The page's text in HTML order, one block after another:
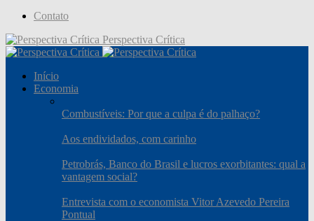
Contato
Perspectiva Crítica
Início
Economia
Combustíveis: Por que a culpa é do palhaço?
Aos endividados, com carinho
Petrobrás, Banco do Brasil e lucros exorbitantes: qual a
vantagem social?
Entrevista com o economista Vitor Azevedo Pereira
Pontual